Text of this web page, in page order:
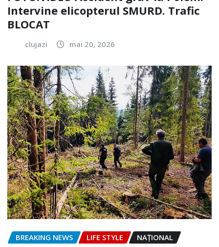
Intervine elicopterul SMURD. Trafic
BLOCAT
clujazi mai 20, 2026
BREAKING NEWS LIFE STYLE NAŢIONAL